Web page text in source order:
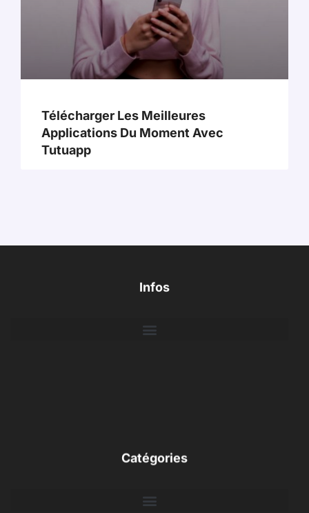
Télécharger Les Meilleures
Applications Du Moment Avec
Tutuapp
Infos
Catégories